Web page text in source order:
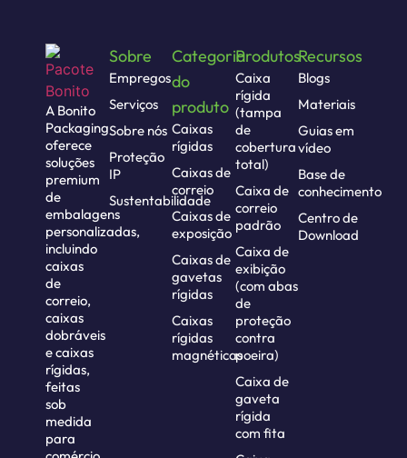
A Bonito
Packaging
oferece
soluções
premium
de
embalagens
personalizadas,
incluindo
caixas
de
correio,
caixas
dobráveis
e caixas
rígidas,
feitas
sob
medida
para
Sobre
Empregos
Serviços
Sobre nós
Proteção
IP
Sustentabilidade
Categoria
do
produto
Caixas
rígidas
Caixas de
correio
Caixas de
exposição
Caixas de
gavetas
rígidas
Caixas
rígidas
magnéticas
Produtos
Caixa
rígida
(tampa
de
cobertura
total)
Caixa de
correio
padrão
Caixa de
exibição
(com abas
de
proteção
contra
poeira)
Caixa de
gaveta
rígida
com fita
Recursos
Blogs
Materiais
Guias em
vídeo
Base de
conhecimento
Centro de
Download